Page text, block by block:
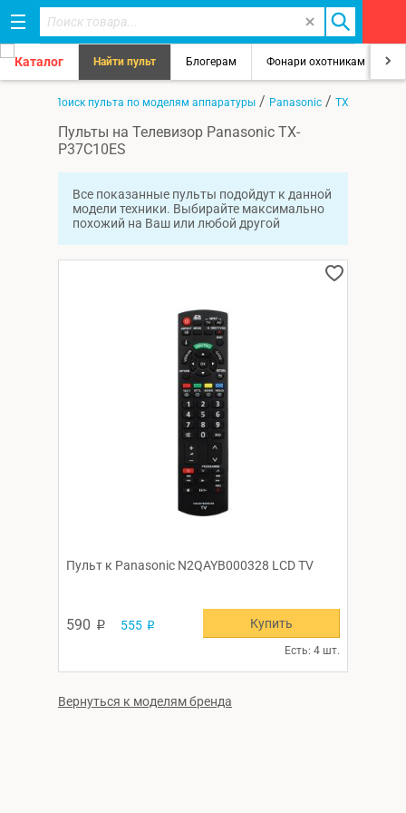
Каталог Найти пульт Блогерам Фонари охотникам
Поиск пульта по моделям аппаратуры / Panasonic / TX-P37C10ES
Пульты на Телевизор Panasonic TX-
P37C10ES
Все показанные пульты подойдут к данной
модели техники. Выбирайте максимально
похожий на Ваш или любой другой
Пульт к Panasonic N2QAYB000328 LCD TV
590 p 555 p
Есть: 4 шт.
Купить
Вернуться к моделям бренда